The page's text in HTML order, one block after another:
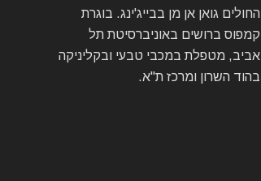
החולים גואן אן מן בבייג'ינג. בוגרת
קמפוס ברושים באוניברסיטת תל
אביב, מטפלת במכבי טבעי ובקליניקה
בהוד השרון ומרכז ת"א.